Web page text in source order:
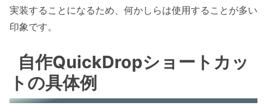
実装することになるため、何かしらは使用することが多い
印象です。
自作QuickDropショートカッ
トの具体例